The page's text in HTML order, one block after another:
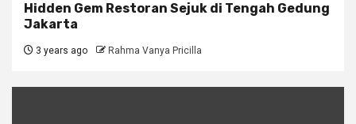
Hidden Gem Restoran Sejuk di Tengah Gedung
Jakarta
3 years ago Rahma Vanya Pricilla